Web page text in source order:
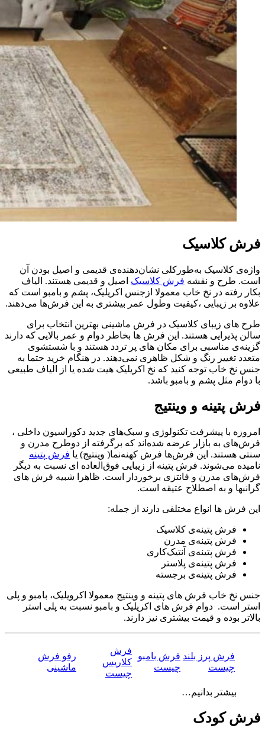
فرش کلاسیک
واژه‌ی کلاسیک به‌طورکلی نشان‌دهنده‌ی قدیمی و اصیل ‌بودن آن
است. طرح و نقشه فرش کلاسیک اصیل و قدیمی هستند. الیاف
بکار رفته در نخ خاب معمولا ازجنس اکریلیک، پشم و بامبو است که
علاوه بر زیبایی ،کیفیت وطول عمر بیشتری به این فرش‌ها می‌دهند.
طرح های زیبای کلاسیک در فرش ماشینی بهترین انتخاب برای
سالن پذیرایی هستند. این فرش ها بخاطر دوام و عمر بالایی که دارند
گزینه‌ی مناسبی برای مکان های پر تردد هستند و با شستشوی
متعدد تغییر رنگ و شکل ظاهری نمی‌دهند. در هنگام خرید حتما به
جنس نخ خاب توجه کنید که نخ اکریلیک هیت شده یا از الیاف طبیعی
با دوام مثل پشم و بامبو باشد.
فرش پتینه و وینتیج
امروزه با پیشرفت تکنولوژی و سبک‌های جدید دکوراسیون داخلی ،
فرش‌های به بازار عرضه شده‌اند که برگرفته از دوطرح مدرن و
سنتی هستند. این فرش‌ها فرش کهنه‌نما( وینتیج) یا فرش پتینه
نامیده ‌می‌شوند. فرش پتینه از زیبایی فوق‌العاده ‌ای نسبت به دیگر
فرش‌های مدرن و فانتزی برخوردار است. ظاهرا شبیه فرش های
گرانبها و به اصطلاح عتیقه است.
این فرش ها انواع مختلفی دارند از جمله:
فرش پتینه‌ی کلاسیک
فرش پتینه‌ی مدرن
فرش پتینه‌ی آنتیک‌کاری
فرش پتینه‌ی پلاستر
فرش پتینه‌ی برجسته
جنس نخ خاب فرش های پتینه و وینتیج معمولا اکرویلیک، بامبو و پلی
استر است. دوام فرش های اکریلیک و بامبو نسبت به پلی استر
بالاتر بوده و قیمت بیشتری نیز دارند.
فرش پرز بلند
چیست
فرش بامبو
چیست
فرش
کلاریس
چیست
رفو فرش
ماشینی
بیشتر بدانیم…
فرش کودک